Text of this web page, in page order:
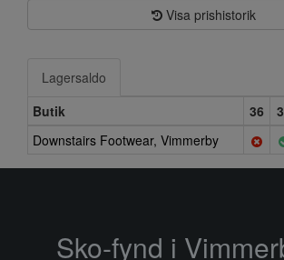
Visa prishistorik
Lagersaldo
Butik
36
Downstairs Footwear, Vimmerby
Sko-fynd i